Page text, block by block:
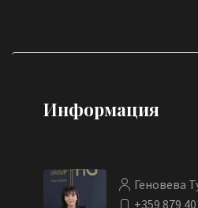
Информация
Геновева
+359 879